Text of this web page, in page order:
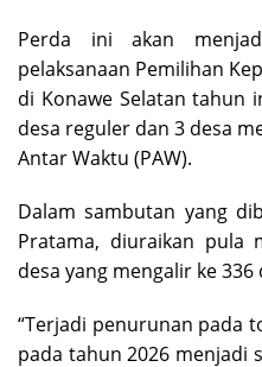
Perda ini akan
pelaksanaan Pemilihan
di Konawe Selatan tahun
desa reguler dan 3 desa
Antar Waktu (PAW).
Dalam sambutan yang
Pratama, diuraikan pula
desa yang mengalir ke
“Terjadi penurunan pada
pada tahun 2026 menjadi